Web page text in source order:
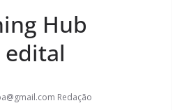
Hub
Redação